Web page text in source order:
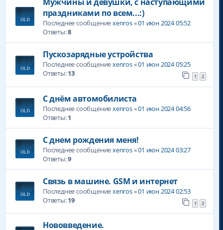
праздниками по всем...:)
Последнее сообщениеxenros«01 июн 2024 05:52
Ответы:8
Пускозарядные устройства
Последнее сообщениеxenros«01 июн 2024 05:25
Ответы:13 1 2
С днём автомобилиста
Последнее сообщениеxenros«01 июн 2024 04:56
Ответы:1
С днем рождения меня!
Последнее сообщениеxenros«01 июн 2024 03:27
Ответы:9
Связь в машине. GSM и интернет
Последнее сообщениеxenros«01 июн 2024 02:53
Ответы:19 1 2
Нововведение.